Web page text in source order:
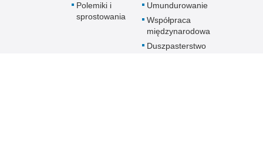
Polemiki i
sprostowania
Umundurowanie
Współpraca
międzynarodowa
Duszpasterstwo